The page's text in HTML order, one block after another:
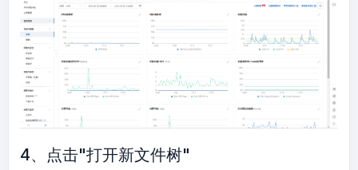
4、点击"打开新文件树"